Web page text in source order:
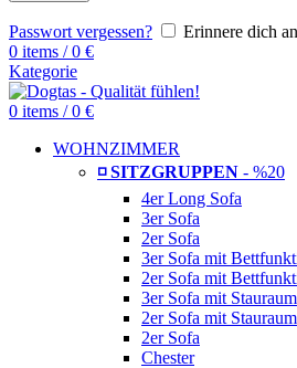
Passwort vergessen?
Erinnere dich
0 items / 0 €
Kategorie
0 items / 0 €
WOHNZIMMER
◽ SITZGRUPPEN - %20
4er Long Sofa
3er Sofa
2er Sofa
3er Sofa mit
2er Sofa mit
3er Sofa mit Stauraum
2er Sofa mit Stauraum
2er Sofa
Chester